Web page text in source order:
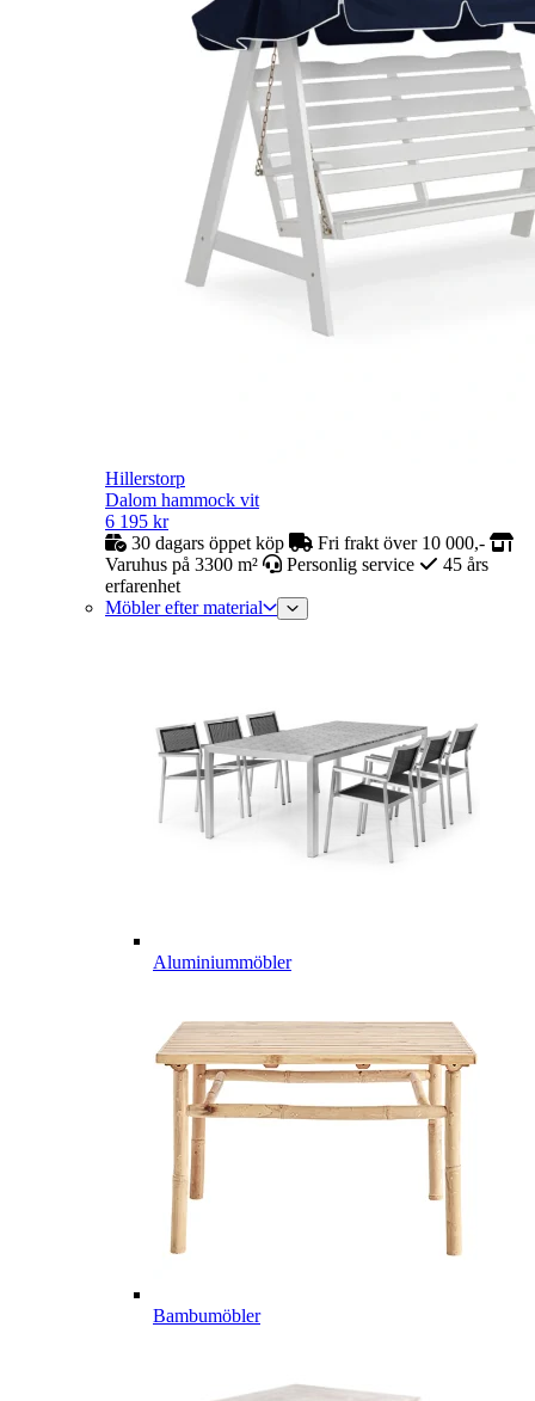
Hillerstorp
Dalom hammock vit
6 195 kr
30 dagars öppet köp
Fri frakt över 10 000,-
Varuhus på 3300 m²
Personlig service
45 års
erfarenhet
Möbler efter material
Aluminiummöbler
Bambumöbler